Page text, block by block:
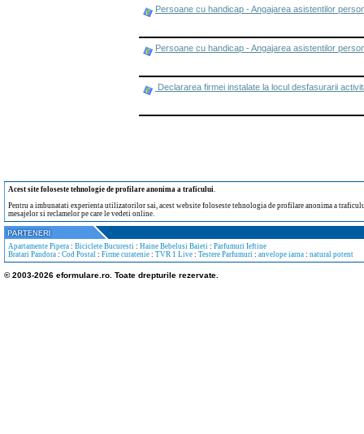
Persoane cu handicap - Angajarea asistentilor
Persoane cu handicap - Angajarea asistentilor
Declararea firmei instalate la locul desfasurarii
Acest site foloseste tehnologie de profilare anonima a traficului.
Pentru a imbunatati experienta utilizatorilor sai, acest website foloseste tehnologia de profilare anonima a
mesajelor si reclamelor pe care le vedeti online.
Apartamente Pipera : Biciclete Bucuresti : Haine Bebelusi Baieti : Parfumuri Ieftine
Bratari Pandora : Cod Postal : Firme curatenie : TVR 1 Live : Testere Parfumuri : anvelope iarna : natural potent
© 2003-2026 eformulare.ro. Toate drepturile rezervate.